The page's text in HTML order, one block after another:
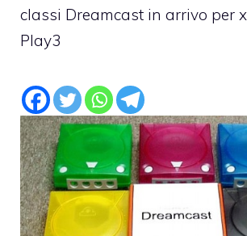
classi Dreamcast in arrivo per
Play3